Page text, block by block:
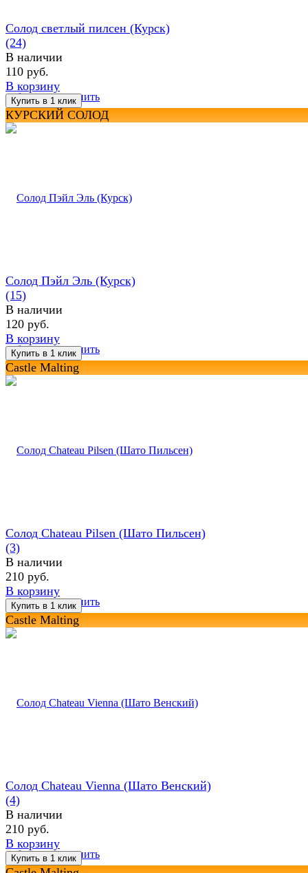
избранное сравнить
Солод светлый пилсен (Курск)
(24)
В наличии
110 руб.
В корзину
КУРСКИЙ СОЛОД
избранное сравнить
Солод Пэйл Эль (Курск)
(15)
В наличии
120 руб.
В корзину
Castle Malting
избранное сравнить
Солод Chateau Pilsen (Шато Пильсен)
(3)
В наличии
210 руб.
В корзину
Castle Malting
избранное сравнить
Солод Chateau Vienna (Шато Венский)
(4)
В наличии
210 руб.
В корзину